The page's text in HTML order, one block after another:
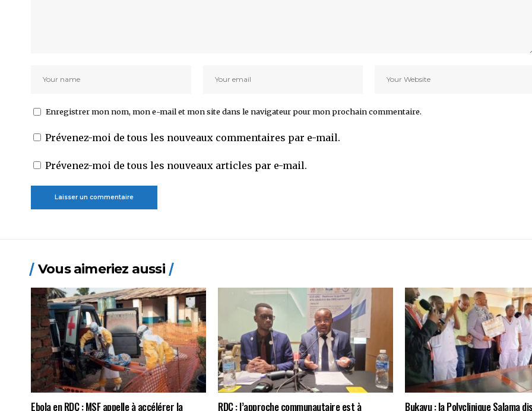
Enregistrer mon nom, mon e-mail et mon site dans le navigateur pour mon prochain commentaire.
Prévenez-moi de tous les nouveaux commentaires par e-mail.
Prévenez-moi de tous les nouveaux articles par e-mail.
Vous aimeriez aussi
Ebola en RDC : MSF appelle à accélérer la RDC : l’approche communautaire est à Bukavu : la Polyclinique Salama